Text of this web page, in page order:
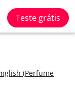
Teste grátis
(Perfume